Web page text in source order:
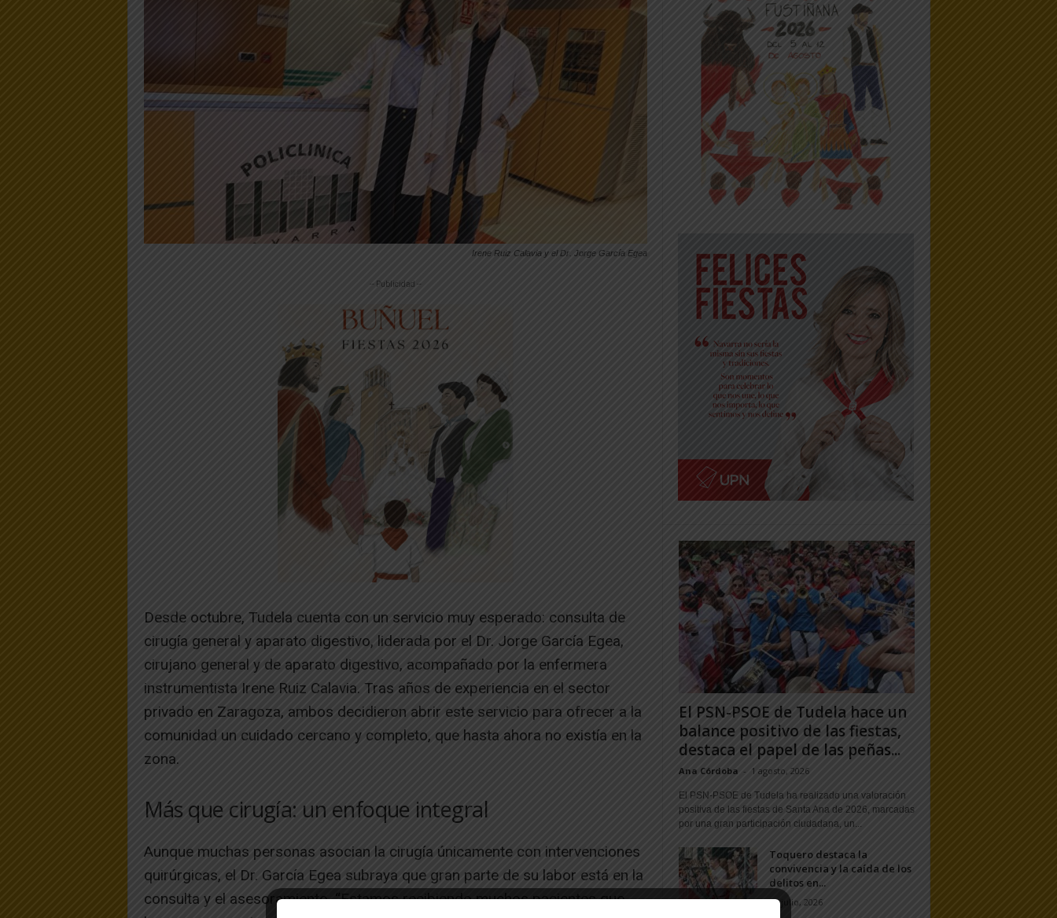
Irene Ruiz Calavia y el Dr. Jorge García Egea
-- Publicidad --
Desde octubre, Tudela cuenta con un servicio muy esperado: consulta de
cirugía general y aparato digestivo, liderada por el Dr. Jorge García Egea,
cirujano general y de aparato digestivo, acompañado por la enfermera
instrumentista Irene Ruiz Calavia. Tras años de experiencia en el sector
privado en Zaragoza, ambos decidieron abrir este servicio para ofrecer a la
comunidad un cuidado cercano y completo, que hasta ahora no existía en la
zona.
Más que cirugía: un enfoque integral
Aunque muchas personas asocian la cirugía únicamente con intervenciones
quirúrgicas, el Dr. García Egea subraya que gran parte de su labor está en la
consulta y el asesoramiento. “Estamos recibiendo muchos pacientes que
El PSN-PSOE de Tudela hace un
balance positivo de las fiestas,
destaca el papel de las peñas...
Ana Córdoba - 1 agosto, 2026
El PSN-PSOE de Tudela ha realizado una valoración
positiva de las fiestas de Santa Ana de 2026, marcadas
por una gran participación ciudadana, un...
Toquero destaca la
convivencia y la caída de los
delitos en...
31 julio, 2026